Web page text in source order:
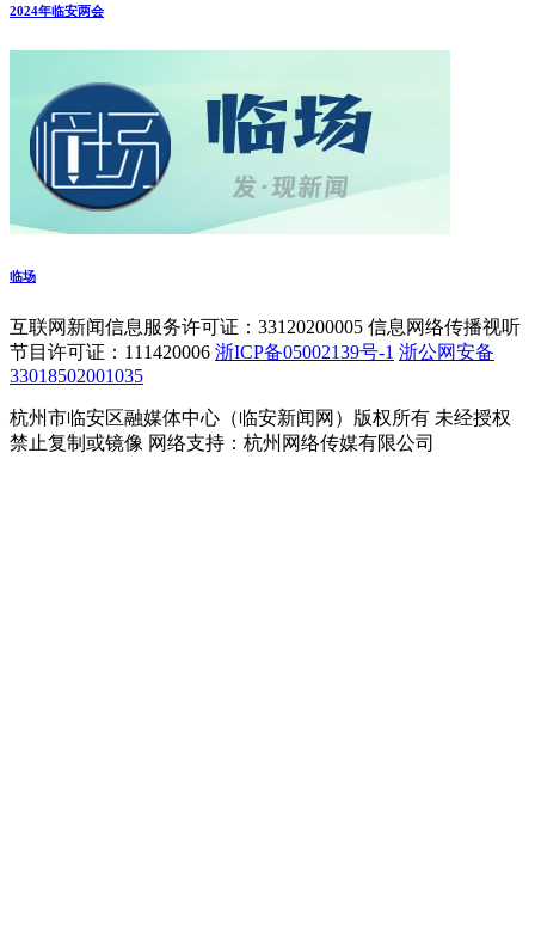
2024年临安两会
临场
互联网新闻信息服务许可证：33120200005 信息网络传播视听
节目许可证：111420006 浙ICP备05002139号-1 浙公网安备
33018502001035
杭州市临安区融媒体中心（临安新闻网）版权所有 未经授权
禁止复制或镜像 网络支持：杭州网络传媒有限公司